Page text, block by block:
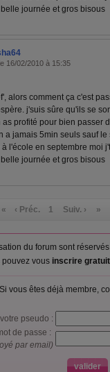
journée et gros bisous
16/02/2010 à 15:35
alors comment ça c'est
j'suis sûre qu'ils se
as profité pour bien passer
a jamais 5min seuls sauf
l'école en septembre moi
journée et gros bisous
« ‹ Préc. 1 Suiv. › »
du forum sont
pouvez vous inscrire
Si vous êtes déjà membre,
votre pseudo :
de passe :
par email)